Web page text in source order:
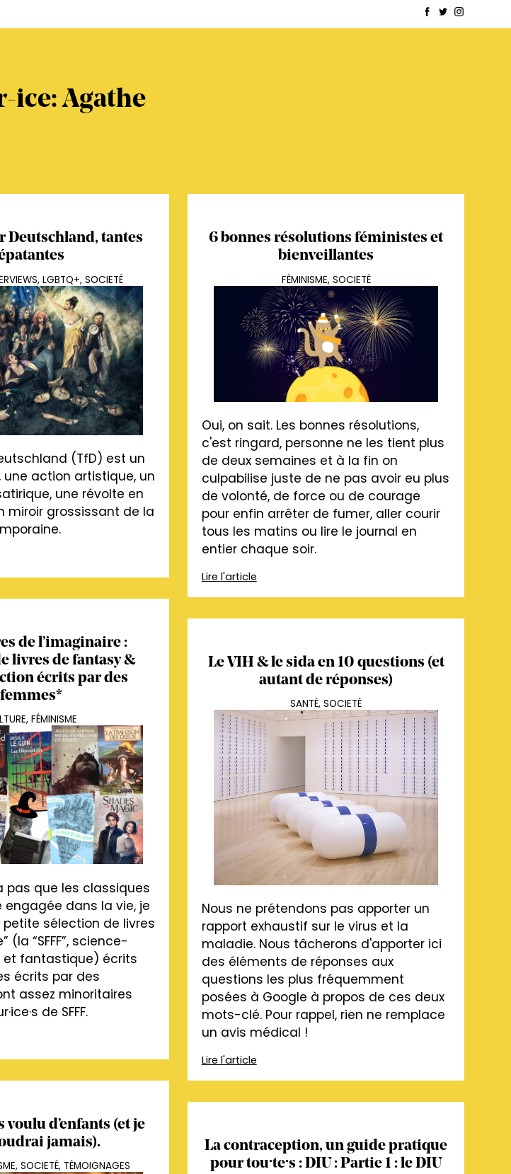
ice: Agathe
Deutschland, tantes
,LGBTQ+,SOCIETÉ
(TfD) est un
une action artistique, un
une révolte en
miroir grossissant de la
6 bonnes résolutions féministes et
bienveillantes
FÉMINISME, SOCIETÉ
Oui, on sait. Les bonnes résolutions,
c'est ringard, personne ne les tient plus
de deux semaines et à la fin on
culpabilise juste de ne pas avoir eu plus
de volonté, de force ou de courage
pour enfin arrêter de fumer, aller courir
tous les matins ou lire le journal en
entier chaque soir.
Lire l'article
de l’imaginaire :
livres de fantasy &
écrits par des
femmes*
, FÉMINISME
pas que les classiques
dans la vie, je
sélection de livres
(la “SFFF”, science-
fantastique) écrits
écrits par des
assez minoritaires
de SFFF.
Le VIH & le sida en 10 questions (et
autant de réponses)
SANTÉ,SOCIETÉ
Nous ne prétendons pas apporter un
rapport exhaustif sur le virus et la
maladie. Nous tâcherons d'apporter ici
des éléments de réponses aux
questions les plus fréquemment
posées à Google à propos de ces deux
mots-clé. Pour rappel, rien ne remplace
un avis médical !
Lire l'article
voulu d’enfants (et je
jamais).
, SOCIETÉ, TÉMOIGNAGES
La contraception, un guide pratique
pour tou·te·s : DIU : Partie 1 : le DIU